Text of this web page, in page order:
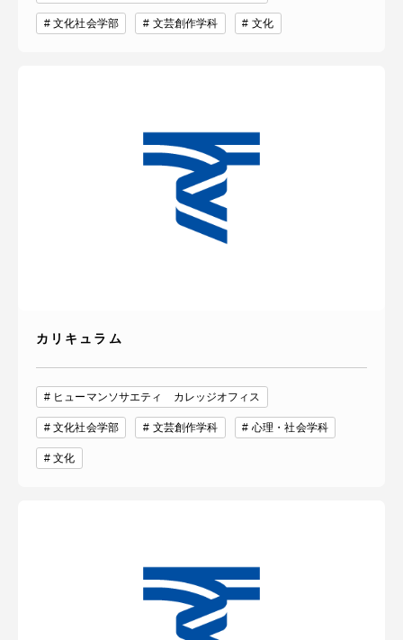
文化社会学部 文芸創作学科 文化
カリキュラム
ヒューマンソサエティ カレッジオフィス
文化社会学部 文芸創作学科 心理・社会学科
文化